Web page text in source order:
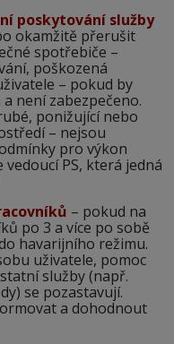
poskytování služby
okamžitě přerušit
spotřebiče –
poškozená
– pokud by
není zabezpečeno.
ponižující nebo
– nejsou
pro výkon
PS, která jedná
– pokud na
po 3 a více po sobě
havarijního režimu.
uživatele, pomoc
služby (např.
se pozastavují.
a dohodnout